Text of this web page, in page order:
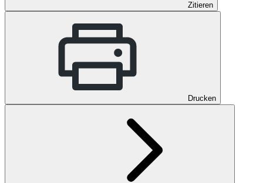
Zitieren
Drucken